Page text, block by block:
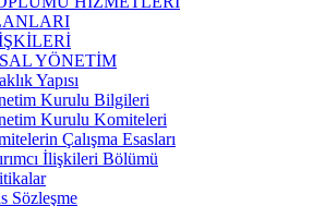
YÖNETİM
Yapısı
Kurulu Bilgileri
Kurulu Komiteleri
Çalışma Esasları
İlişkileri Bölümü
Sözleşme